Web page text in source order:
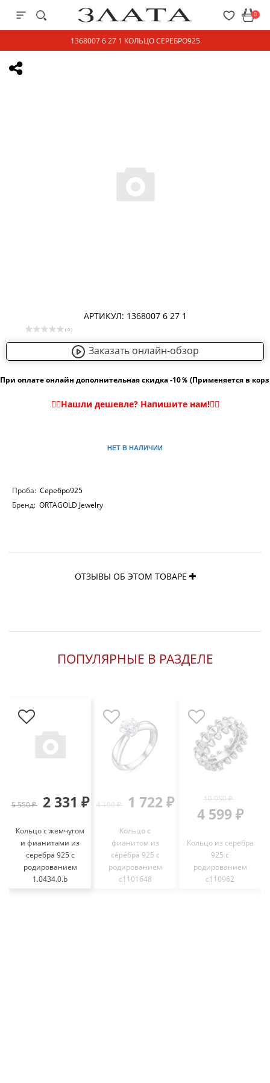
0
1368007 6 27 1 КОЛЬЦО СЕРЕБРО925
АРТИКУЛ: 1368007 6 27 1
( 0 )
Заказать онлайн-обзор
При оплате онлайн дополнительная скидка -10％ (Применяется в
НЕТ В НАЛИЧИИ
Проба: Серебро925
Бренд: ORTAGOLD Jewelry
ОТЗЫВЫ ОБ ЭТОМ ТОВАРЕ
ПОПУЛЯРНЫЕ В РАЗДЕЛЕ
5 550 ₽ 2 331 ₽
Кольцо с жемчугом
и фианитами из
серебра 925 с
родированием
1.0434.0.b
4 100 ₽ 1 722 ₽
Кольцо с
фианитом из
серебра 925 с
родированием
с1101648
10 950 ₽
4 599 ₽
Кольцо из серебра
925 с
родированием
с110962